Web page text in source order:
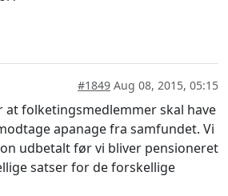
#1849 Aug 08, 2015, 05:15
at folketingsmedlemmer skal have
apanage fra samfundet. Vi
udbetalt før vi bliver pensioneret
satser for de forskellige